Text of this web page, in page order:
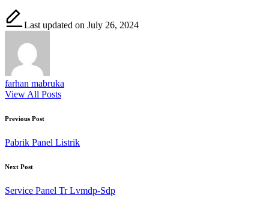
Last updated on July 26, 2024
farhan mabruka
View All Posts
Post
navigation
Previous Post
Pabrik Panel Listrik
Next Post
Service Panel Tr Lvmdp-Sdp